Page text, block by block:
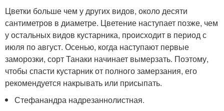
Цветки больше чем у других видов, около десяти
сантиметров в диаметре. Цветение наступает позже, чем
у остальных видов кустарника, происходит в период с
июля по август. Осенью, когда наступают первые
заморозки, сорт Танаки начинает вымерзать. Поэтому,
чтобы спасти кустарник от полного замерзания, его
рекомендуется накрывать или присыпать.
Стефанандра надрезаннолистная.